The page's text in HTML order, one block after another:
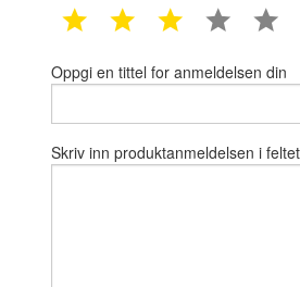
1 star 2 star 3 star 4 star
Oppgi en tittel for anmeldelsen din
Skriv inn produktanmeldelsen i